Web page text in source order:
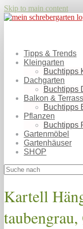
Skip to main content
Tipps & Trends
Kleingarten
Buchtipps
Dachgarten
Buchtipps
Balkon &
Buchtipps
Pflanzen
Buchtipps
Gartenmöbel
Gartenhäuser
SHOP
Kartell